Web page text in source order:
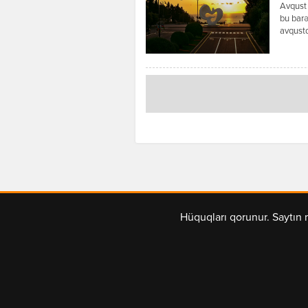
Avqust
bu
Hüquqları qorunur.